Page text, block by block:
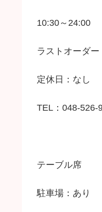
10:30～24:00
ラストオーダー
定休日：なし
TEL：048-526-
テーブル席
駐車場：あり